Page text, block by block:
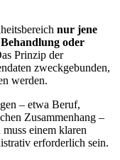
nur jene
oder
Prinzip der
zweckgebunden,
werden.
– etwa Beruf,
Zusammenhang –
einem klaren
erforderlich sein.